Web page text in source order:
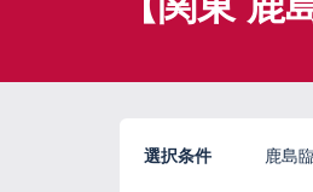
選択条件 鹿島